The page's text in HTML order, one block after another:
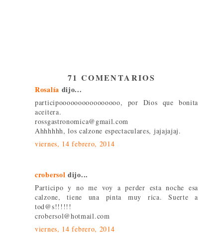
71 COMENTARIOS
Rosalía dijo...
participoooooooooooooooo, por Dios que bonita
aceitera.
rossgastronomica@gmail.com
Ahhhhhh, los calzone espectaculares, jajajajaj.
viernes, 14 febrero, 2014
crobersol dijo...
Participo y no me voy a perder esta noche esa
calzone, tiene una pinta muy rica. Suerte a
tod@s!!!!!!
crobersol@hotmail.com
viernes, 14 febrero, 2014